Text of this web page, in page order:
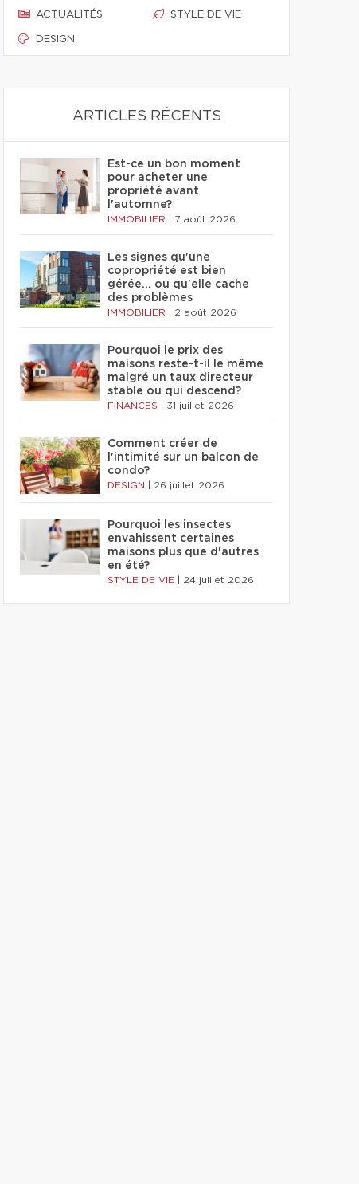
ACTUALITÉS
DESIGN
STYLE DE VIE
ARTICLES RÉCENTS
Est-ce un bon moment
pour acheter une
propriété avant
l'automne?
IMMOBILIER 7 août 2026
Les signes qu'une
copropriété est bien
gérée… ou qu'elle cache
des problèmes
IMMOBILIER 2 août 2026
Pourquoi le prix des
maisons reste-t-il le même
malgré un taux directeur
stable ou qui descend?
FINANCES 31 juillet 2026
Comment créer de
l'intimité sur un balcon de
condo?
DESIGN 26 juillet 2026
Pourquoi les insectes
envahissent certaines
maisons plus que d'autres
en été?
STYLE DE VIE 24 juillet 2026